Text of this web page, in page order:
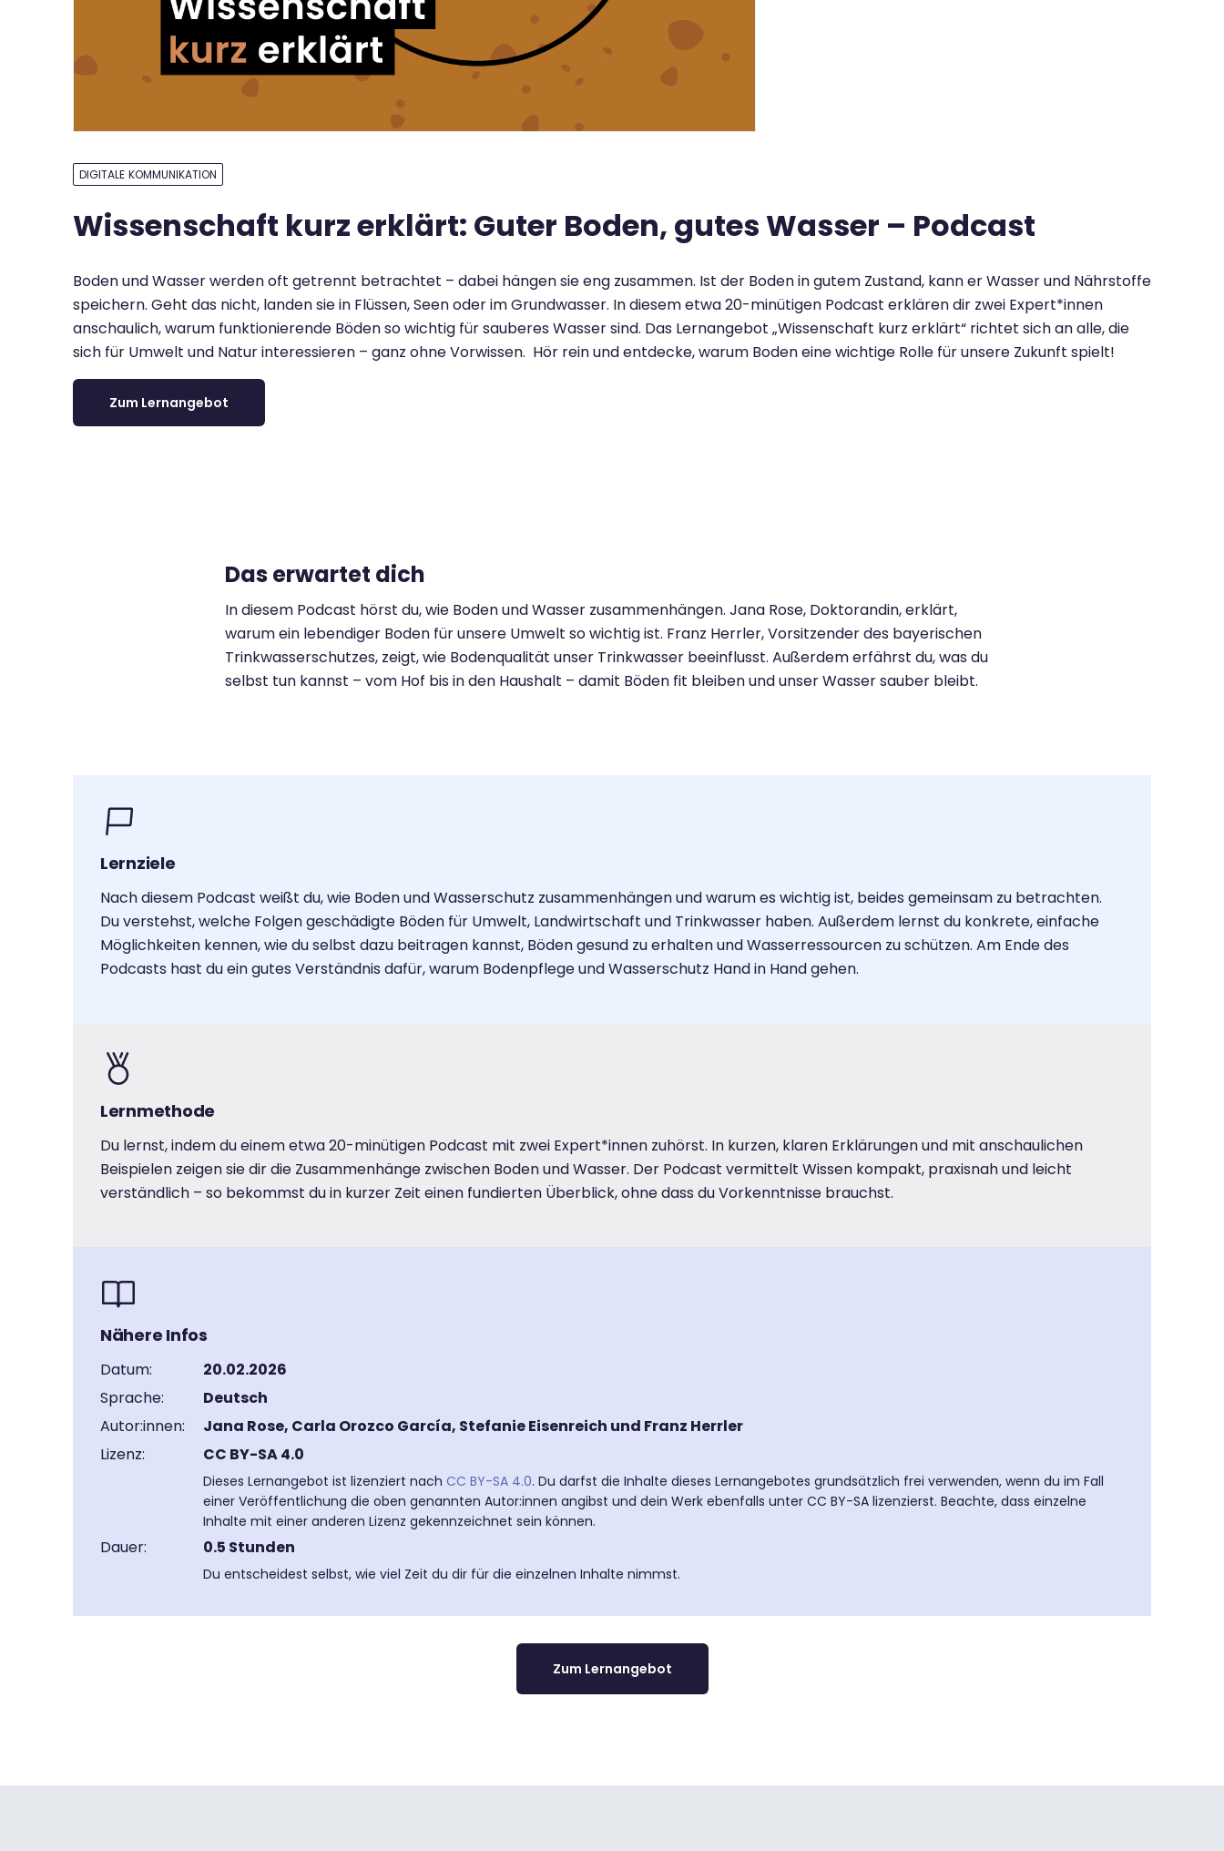
DIGITALE KOMMUNIKATION
Wissenschaft kurz erklärt: Guter Boden, gutes Wasser – Podcast
Boden und Wasser werden oft getrennt betrachtet – dabei hängen sie eng zusammen. Ist der Boden in gutem Zustand, kann er Wasser und Nährstoffe
speichern. Geht das nicht, landen sie in Flüssen, Seen oder im Grundwasser. In diesem etwa 20-minütigen Podcast erklären dir zwei Expert*innen
anschaulich, warum funktionierende Böden so wichtig für sauberes Wasser sind. Das Lernangebot „Wissenschaft kurz erklärt“ richtet sich an alle, die
sich für Umwelt und Natur interessieren – ganz ohne Vorwissen. Hör rein und entdecke, warum Boden eine wichtige Rolle für unsere Zukunft spielt!
Zum Lernangebot
Das erwartet dich
In diesem Podcast hörst du, wie Boden und Wasser zusammenhängen. Jana Rose, Doktorandin, erklärt,
warum ein lebendiger Boden für unsere Umwelt so wichtig ist. Franz Herrler, Vorsitzender des bayerischen
Trinkwasserschutzes, zeigt, wie Bodenqualität unser Trinkwasser beeinflusst. Außerdem erfährst du, was du
selbst tun kannst – vom Hof bis in den Haushalt – damit Böden fit bleiben und unser Wasser sauber bleibt.
Lernziele
Nach diesem Podcast weißt du, wie Boden und Wasserschutz zusammenhängen und warum es wichtig ist, beides gemeinsam zu betrachten.
Du verstehst, welche Folgen geschädigte Böden für Umwelt, Landwirtschaft und Trinkwasser haben. Außerdem lernst du konkrete, einfache
Möglichkeiten kennen, wie du selbst dazu beitragen kannst, Böden gesund zu erhalten und Wasserressourcen zu schützen. Am Ende des
Podcasts hast du ein gutes Verständnis dafür, warum Bodenpflege und Wasserschutz Hand in Hand gehen.
Lernmethode
Du lernst, indem du einem etwa 20-minütigen Podcast mit zwei Expert*innen zuhörst. In kurzen, klaren Erklärungen und mit anschaulichen
Beispielen zeigen sie dir die Zusammenhänge zwischen Boden und Wasser. Der Podcast vermittelt Wissen kompakt, praxisnah und leicht
verständlich – so bekommst du in kurzer Zeit einen fundierten Überblick, ohne dass du Vorkenntnisse brauchst.
Nähere Infos
Datum:
20.02.2026
Sprache:
Deutsch
Autor:innen:
Jana Rose, Carla Orozco García, Stefanie Eisenreich und Franz Herrler
Lizenz:
CC BY-SA 4.0
Dieses Lernangebot ist lizenziert nach CC BY-SA 4.0. Du darfst die Inhalte dieses Lernangebotes grundsätzlich frei verwenden, wenn du im Fall
einer Veröffentlichung die oben genannten Autor:innen angibst und dein Werk ebenfalls unter CC BY-SA lizenzierst. Beachte, dass einzelne
Inhalte mit einer anderen Lizenz gekennzeichnet sein können.
Dauer: 0.5 Stunden
Du entscheidest selbst, wie viel Zeit du dir für die einzelnen Inhalte nimmst.
Zum Lernangebot